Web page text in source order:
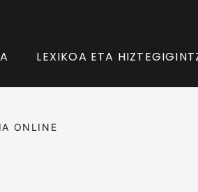
LEXIKOA ETA
ONLINE